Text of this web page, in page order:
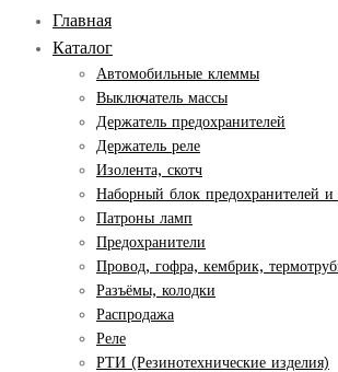
Главная
Каталог
Автомобильные клеммы
Выключатель массы
Держатель предохранителей
Держатель реле
Изолента, скотч
Наборный блок предохранителей и
Патроны ламп
Предохранители
Провод, гофра, кембрик,
Разъёмы, колодки
Распродажа
Реле
РТИ (Резинотехнические изделия)